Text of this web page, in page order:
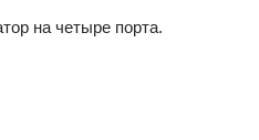
на четыре порта.